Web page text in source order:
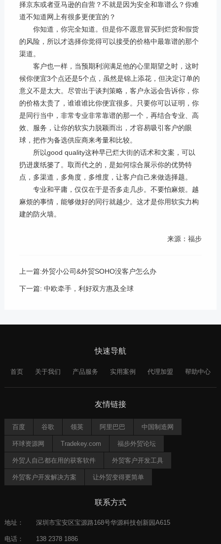
择京东或者亚马逊的自营？不就是因为安全和靠谱么？你难
道不知道网上有很多更便宜的？
你知道，你完全知道。但是你不愿意冒买到烂货和假货
的风险，所以才选择你觉得可以接受的价格中最靠谱的那个
渠道。
客户也一样，当预期利润满足他的心里期望之时，这时
候你便宜3个点还是5个点，虽然是锦上添花，但决定订单的
意义不是太大。尽管出于谈判策略，客户永远会告诉你，你
的价格太贵了，谁谁谁比你便宜很多。只要你可以证明，你
是同行当中，非常专业非常靠谱的那一个，再结合专业、高
效、服务，让你的软实力脱颖而出，才容易吸引客户的眼
球，把作为备选供应商来考量和比较。
所以good quality这种早已烂大街的话术和文案，可以
扔进废纸篓了。取而代之的，是如何综合展示你的优势特
点，多渠道，多角度，多维度，让客户自己来做选择题。
专业和平庸，仅仅在于是否多走几步。不要怕麻烦。越
麻烦的事情，能够做好的同行就越少。这才是你用软实力构
建的防火墙。
来源：福步
上一篇:外贸小公司&外贸SOHO没客户怎么办
下一篇: 中欧牵手，利好双方惠及全球
快速导航
首页 关于我们 产品服务 实用案例 代理加盟 帮助中心
友情链接
百度 谷歌 领英 阿里巴巴 中国制造网
环球资源网 Tradekey.com 福步外贸论坛
外贸人自己都在用的获客软件 外贸客户开发工具
外贸客户开发解决方案 让外贸变得更简单
联系方式
地址： 深圳市宝安区宝源路168号华源科技创新园A615
电话： 138 2378 1886